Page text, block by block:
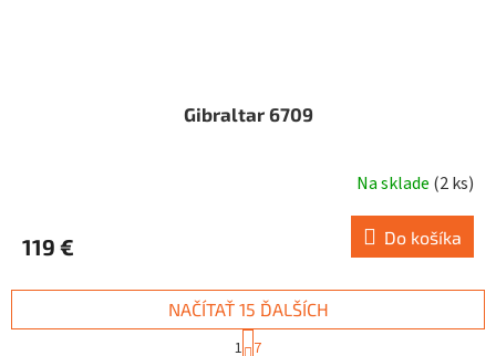
Gibraltar 6709
Na sklade (2 ks)
119 € Do košíka
NAČÍTAŤ 15 ĎALŠÍCH
S
1 7